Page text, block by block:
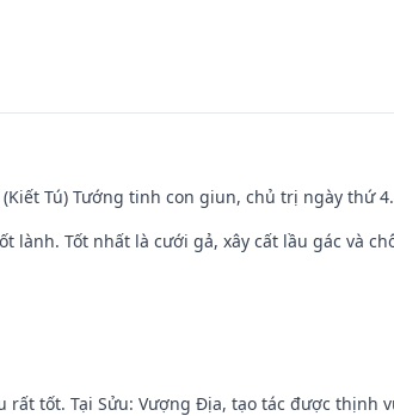
(Kiết Tú) Tướng tinh con giun, chủ trị ngày thứ 4.
lành. Tốt nhất là cưới gả, xây cất lầu gác và
rất tốt. Tại Sửu: Vượng Địa, tạo tác được